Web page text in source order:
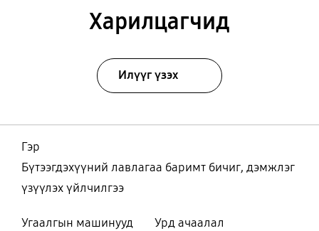
Харилцагчид
Илүүг үзэх
Гэр
Бүтээгдэхүүний лавлагаа баримт бичиг, дэмжлэг
үзүүлэх үйлчилгээ
Угаалгын машинууд
Урд ачаалал